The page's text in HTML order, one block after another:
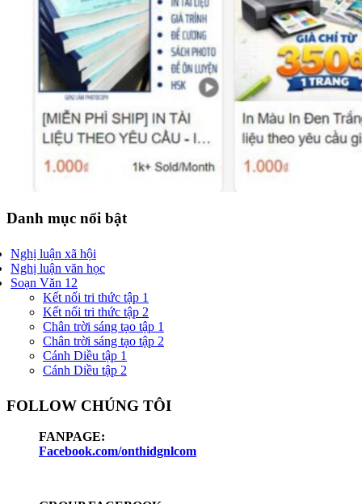
Danh mục nổi bật
Nghị luận xã hội
Nghị luận văn học
Soạn Văn 12
Kết nối tri thức tập 1
Kết nối tri thức tập 2
Chân trời sáng tạo tập 1
Chân trời sáng tạo tập 2
Cánh Diều tập 1
Cánh Diều tập 2
FOLLOW CHÚNG TÔI
FANPAGE:
Facebook.com/onthidgnlcom